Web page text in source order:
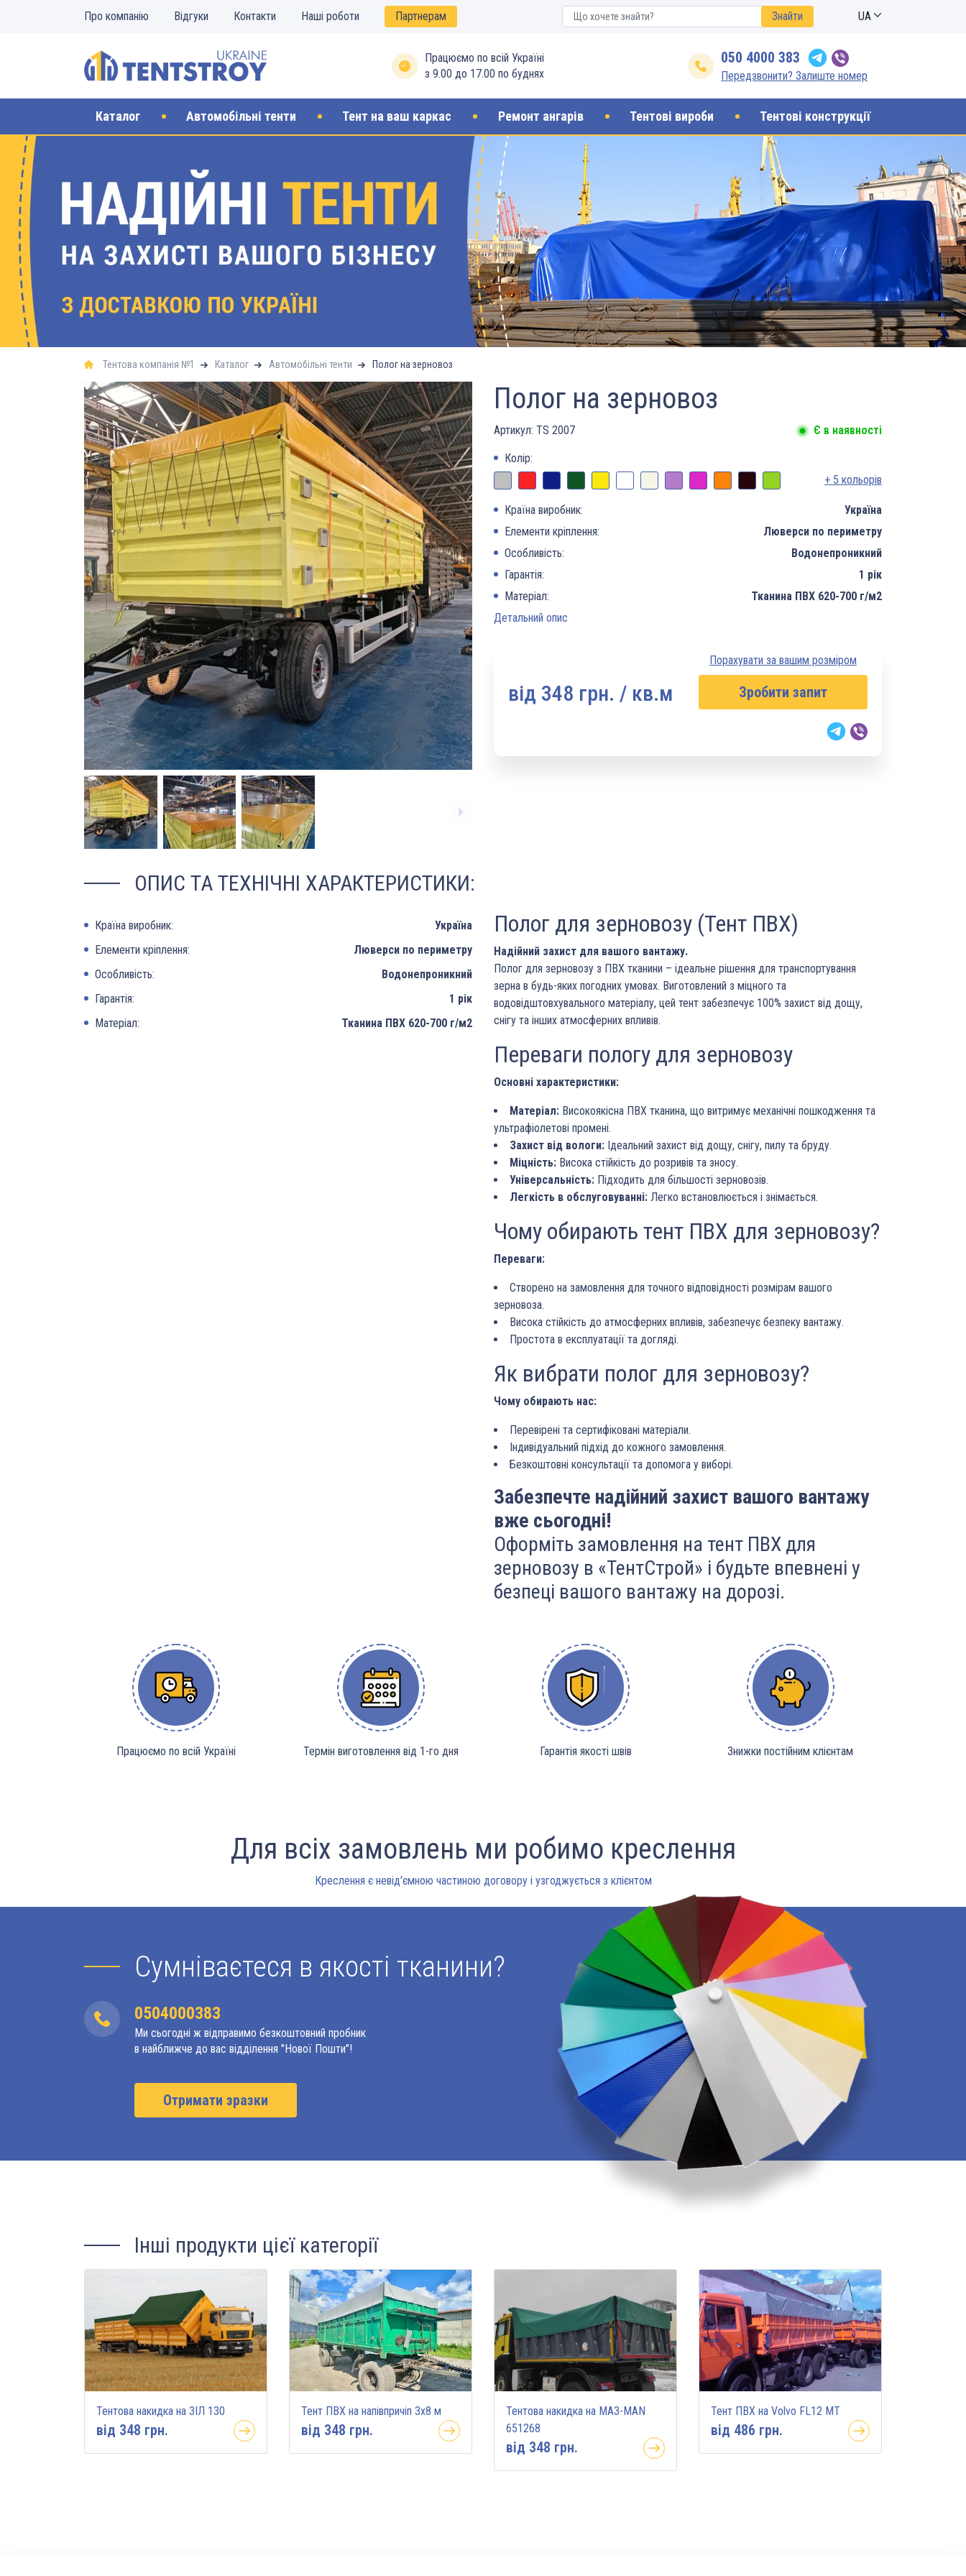
Про компанію Відгуки Контакти Наші роботи Партнерам Знайти UA
Працюємо по всій Україні
з 9.00 до 17.00 по буднях
050 4000 383
Передзвонити? Залиште номер
Каталог Автомобільні тенти Тент на ваш каркас Ремонт ангарів Тентові вироби Тентові конструкції
Тентова компанія №1 Каталог Автомобільні тенти Полог на зерновоз
Полог на зерновоз
Артикул: TS 2007 Є в наявності
Колір:
+ 5 кольорів
Країна виробник:
Україна
Елементи кріплення:
Люверси по периметру
Особливість:
Водонепроникний
Гарантія:
1 рік
Матеріал:
Тканина ПВХ 620-700 г/м2
Детальний опис
вiд 348 грн. / кв.м
Порахувати за вашим розміром
Зробити запит
ОПИС ТА ТЕХНІЧНІ ХАРАКТЕРИСТИКИ:
Країна виробник:
Україна
Елементи кріплення:
Люверси по периметру
Особливість:
Водонепроникний
Гарантія:
1 рік
Матеріал:
Тканина ПВХ 620-700 г/м2
Полог для зерновозу (Тент ПВХ)
Надійний захист для вашого вантажу.
Полог для зерновозу з ПВХ тканини – ідеальне рішення для транспортування
зерна в будь-яких погодних умовах. Виготовлений з міцного та
водовідштовхувального матеріалу, цей тент забезпечує 100% захист від дощу,
снігу та інших атмосферних впливів.
Переваги пологу для зерновозу
Основні характеристики:
Матеріал: Високоякісна ПВХ тканина, що витримує механічні пошкодження та
ультрафіолетові промені.
Захист від вологи: Ідеальний захист від дощу, снігу, пилу та бруду.
Міцність: Висока стійкість до розривів та зносу.
Універсальність: Підходить для більшості зерновозів.
Легкість в обслуговуванні: Легко встановлюється і знімається.
Чому обирають тент ПВХ для зерновозу?
Переваги:
Створено на замовлення для точного відповідності розмірам вашого
зерновоза.
Висока стійкість до атмосферних впливів, забезпечує безпеку вантажу.
Простота в експлуатації та догляді.
Як вибрати полог для зерновозу?
Чому обирають нас:
Перевірені та сертифіковані матеріали.
Індивідуальний підхід до кожного замовлення.
Безкоштовні консультації та допомога у виборі.
Забезпечте надійний захист вашого вантажу
вже сьогодні!
Оформіть замовлення на тент ПВХ для
зерновозу в «ТентСтрой» і будьте впевнені у
безпеці вашого вантажу на дорозі.
Працюємо по всій Україні Термін виготовлення від 1-го дня Гарантія якості швів Знижки постійним клієнтам
Для всіх замовлень ми робимо креслення
Креслення є невід'ємною частиною договору і узгоджується з клієнтом
Сумніваєтеся в якості тканини?
0504000383
Ми сьогодні ж відправимо безкоштовний пробник
в найближче до вас відділення "Нової Пошти"!
Отримати зразки
Інші продукти цієї категорії
Тентова накидка на ЗІЛ 130
вiд 348 грн.
Тент ПВХ на напівпричіп 3х8 м
вiд 348 грн.
Тентова накидка на МАЗ-MAN
651268
вiд 348 грн.
Тент ПВХ на Volvo FL12 MT
вiд 486 грн.